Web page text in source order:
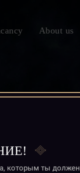
которым ты должен
About us